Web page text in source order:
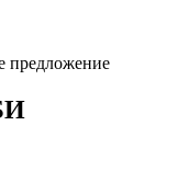
предложение